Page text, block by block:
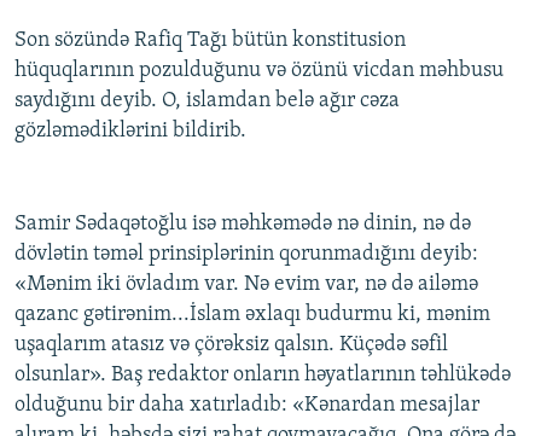
Son sözündə Rafiq Tağı bütün konstitusion
hüquqlarının pozulduğunu və özünü vicdan məhbusu
saydığını deyib. O, islamdan belə ağır cəza
gözləmədiklərini bildirib.
Samir Sədaqətoğlu isə məhkəmədə nə dinin, nə də
dövlətin təməl prinsiplərinin qorunmadığını deyib:
«Mənim iki övladım var. Nə evim var, nə də ailəmə
qazanc gətirənim...İslam əxlaqı budurmu ki, mənim
uşaqlarım atasız və çörəksiz qalsın. Küçədə səfil
olsunlar». Baş redaktor onların həyatlarının təhlükədə
olduğunu bir daha xatırladıb: «Kənardan mesajlar